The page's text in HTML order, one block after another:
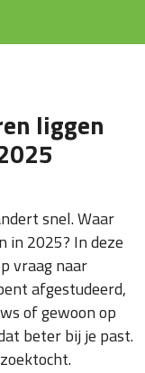
liggen
snel. Waar
in 2025? In deze
vraag naar
afgestudeerd,
of gewoon op
beter bij je past.